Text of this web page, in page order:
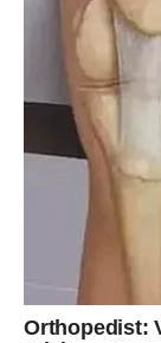
vam sudbina
podršku ljudi
korisnu
Poslovne
donijeti više
toplinom i
susret učiniće
Sudbina vam
kojima će se